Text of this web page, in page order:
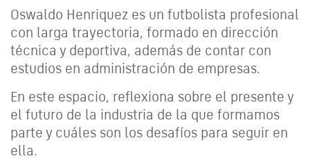
Oswaldo Henriquez es un futbolista profesional
con larga trayectoria, formado en dirección
técnica y deportiva, además de contar con
estudios en administración de empresas.
En este espacio, reflexiona sobre el presente y
el futuro de la industria de la que formamos
parte y cuáles son los desafíos para seguir en
ella.